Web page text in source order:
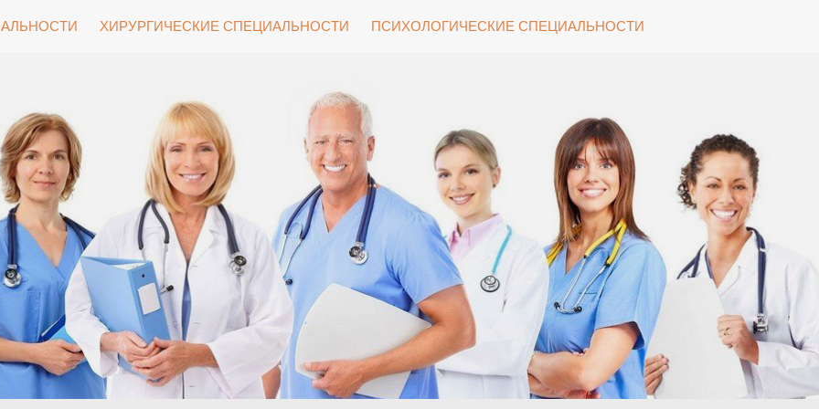
ХИРУРГИЧЕСКИЕ СПЕЦИАЛЬНОСТИ ПСИХОЛОГИЧЕСКИЕ СПЕЦИАЛЬНОСТИ